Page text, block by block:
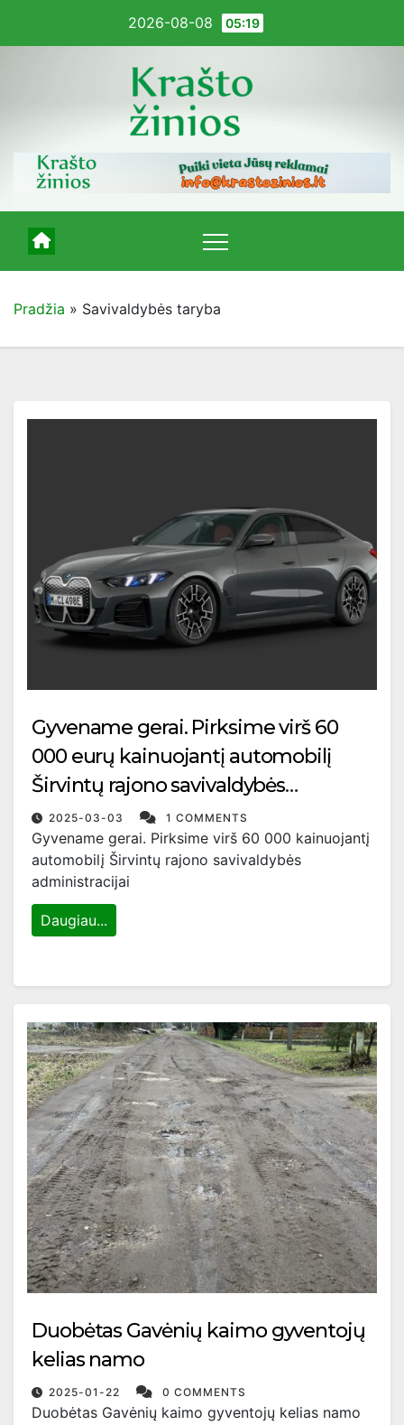
2026-08-08 05:19
Pradžia » Savivaldybės taryba
Gyvename gerai. Pirksime virš 60
000 eurų kainuojantį automobilį
Širvintų rajono savivaldybės
administracijai
2025-03-03 1 COMMENTS
Gyvename gerai. Pirksime virš 60 000 kainuojantį
automobilį Širvintų rajono savivaldybės
administracijai
Daugiau...
Duobėtas Gavėnių kaimo gyventojų
kelias namo
2025-01-22 0 COMMENTS
Duobėtas Gavėnių kaimo gyventojų kelias namo